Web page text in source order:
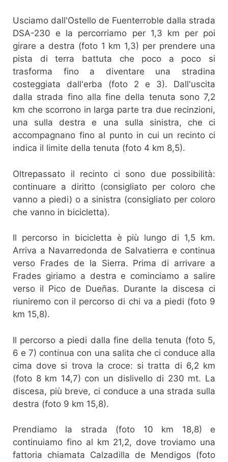
Usciamo dall'Ostello de Fuenterroble dalla strada
DSA-230 e la percorriamo per 1,3 km per poi
girare a destra (foto 1 km 1,3) per prendere una
pista di terra battuta che poco a poco si
trasforma fino a diventare una stradina
costeggiata dall'erba (foto 2 e 3). Dall'uscita
dalla strada fino alla fine della tenuta sono 7,2
km che scorrono in larga parte tra due recinzioni,
una sulla destra e una sulla sinistra, che ci
accompagnano fino al punto in cui un recinto ci
indica il limite della tenuta (foto 4 km 8,5).
Oltrepassato il recinto ci sono due possibilità:
continuare a diritto (consigliato per coloro che
vanno a piedi) o a sinistra (consigliato per coloro
che vanno in bicicletta).
Il percorso in bicicletta è più lungo di 1,5 km.
Arriva a Navarredonda de Salvatierra e continua
verso Frades de la Sierra. Prima di arrivare a
Frades giriamo a destra e cominciamo a salire
verso il Pico de Dueñas. Durante la discesa ci
riuniremo con il percorso di chi va a piedi (foto 9
km 15,8).
Il percorso a piedi dalla fine della tenuta (foto 5,
6 e 7) continua con una salita che ci conduce alla
cima dove si trova la croce: si tratta di 6,2 km
(foto 8 km 14,7) con un dislivello di 230 mt. La
discesa, più breve, ci conduce a una strada sulla
destra (foto 9 km 15,8).
Prendiamo la strada (foto 10 km 18,8) e
continuiamo fino al km 21,2, dove troviamo una
fattoria chiamata Calzadilla de Mendigos (foto